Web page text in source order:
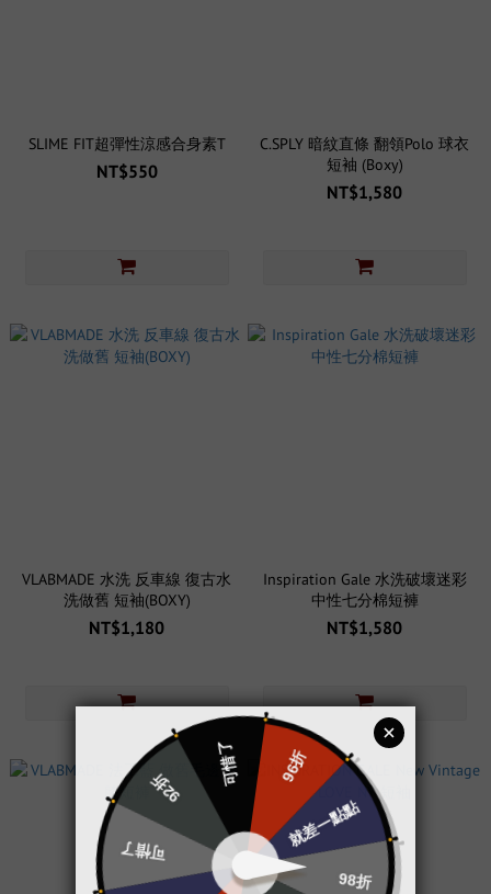
SLIME FIT超彈性涼感合身素T
NT$550
C.SPLY 暗紋直條 翻領Polo 球衣
短袖 (Boxy)
NT$1,580
VLABMADE 水洗 反車線 復古水
洗做舊 短袖(BOXY)
NT$1,180
Inspiration Gale 水洗破壞迷彩
中性七分棉短褲
NT$1,580